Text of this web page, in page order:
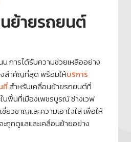
ย้ายรถยนต์
การได้รับความช่วยเหลืออย่าง
งสำคัญที่สุด พร้อมให้บริการ
ที่สำหรับเคลื่อนย้ายรถยนต์ที่
นพื้นที่เมืองเพชรบูรณ์ ช่างเวฟ
วชาญและความเอาใจใส่ เพื่อให้
กดูแลและเคลื่อนย้ายอย่าง